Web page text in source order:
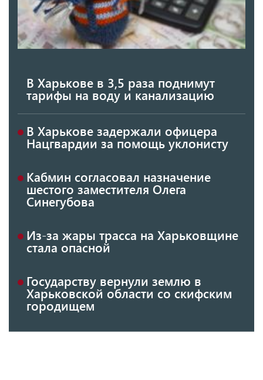
В Харькове в 3,5 раза поднимут
тарифы на воду и канализацию
В Харькове задержали офицера
Нацгвардии за помощь уклонисту
Кабмин согласовал назначение
шестого заместителя Олега
Синегубова
Из-за жары трасса на Харьковщине
стала опасной
Государству вернули землю в
Харьковской области со скифским
городищем